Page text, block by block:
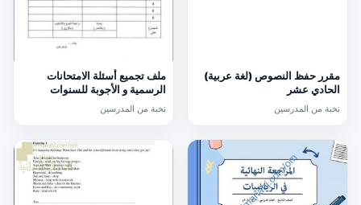
مقرر حفظ النصوص (لغة عربية)
الحادي عشر
نخبة من المدرسين
ملف تجميع أسئلة الامتحانات
الرسمية و الأجوبة للسنوات
السابقة الدور الأول (الامتحانات)
التاسع
نخبة من المدرسين